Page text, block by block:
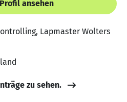
ansehen
Lapmaster Wolters
zu sehen.